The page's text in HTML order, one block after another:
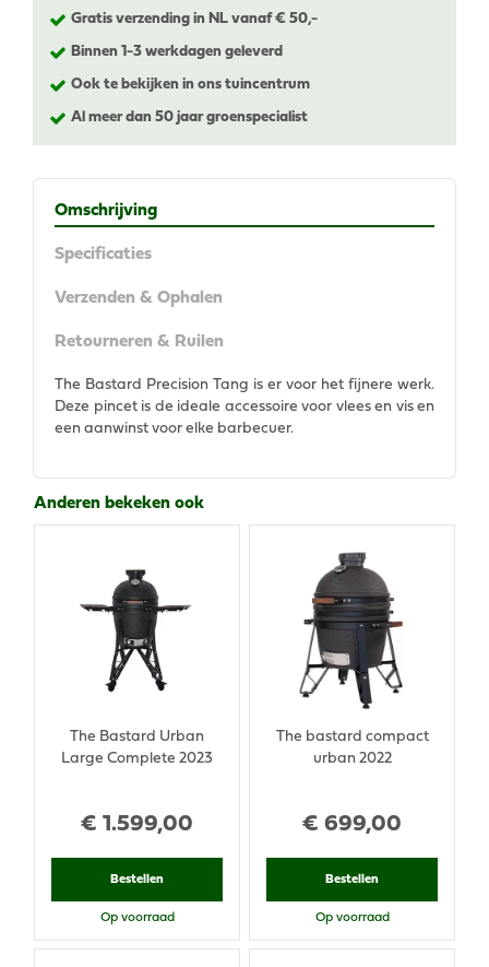
Gratis verzending in NL vanaf € 50,-
Binnen 1-3 werkdagen geleverd
Ook te bekijken in ons tuincentrum
Al meer dan 50 jaar groenspecialist
Omschrijving
Specificaties
Verzenden & Ophalen
Retourneren & Ruilen
The Bastard Precision Tang is er voor het fijnere werk.
Deze pincet is de ideale accessoire voor vlees en vis en
een aanwinst voor elke barbecuer.
Anderen bekeken ook
€ 1.599,00
The Bastard Urban
Large Complete 2023
Bestellen
Op voorraad
€ 699,00
The bastard compact
urban 2022
Bestellen
Op voorraad